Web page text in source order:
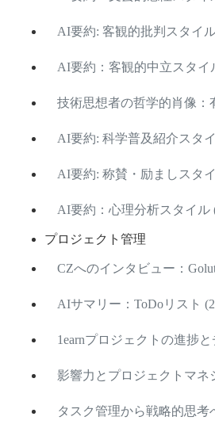
AI要約: 客観的批判スタイ
AI要約：客観的中立スタイ
技術思想者の哲学的肖像：
AI要約: 科学普及紹介スタ
AI要約: 称賛・励ましスタ
AI要約：心理分析スタイル
プロジェクト管理
CZへのインタビュー：
AIサマリー：ToDoリスト
1earnプロジェクトの進捗
影響力とプロジェクトマネ
タスク管理から戦略的思考